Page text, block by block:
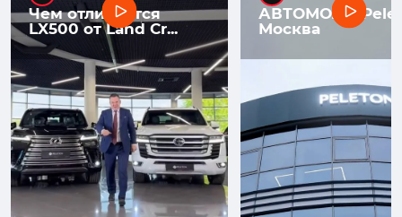
Чем отличается
LX500 от Land Cr...
АВТОМОЛЛ
Москва